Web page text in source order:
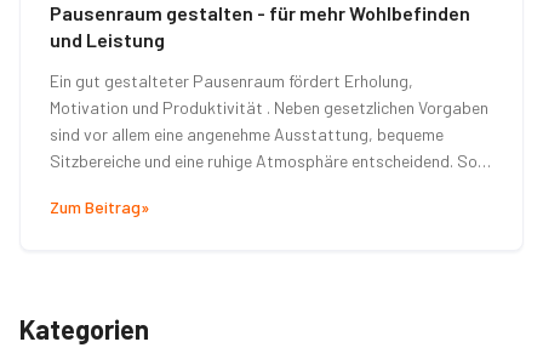
Pausenraum gestalten - für mehr Wohlbefinden
und Leistung
Ein gut gestalteter Pausenraum fördert Erholung,
Motivation und Produktivität . Neben gesetzlichen Vorgaben
sind vor allem eine angenehme Ausstattung, bequeme
Sitzbereiche und eine ruhige Atmosphäre entscheidend. So
das Arbeitsklima.
Zum Beitrag»
Kategorien